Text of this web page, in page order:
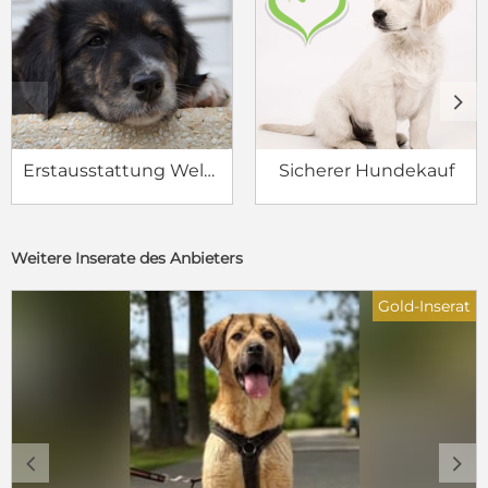
Erstausstattung Welpe Sicherer Hundekauf
c d
Weitere Inserate des Anbieters
c d
Gold-Inserat